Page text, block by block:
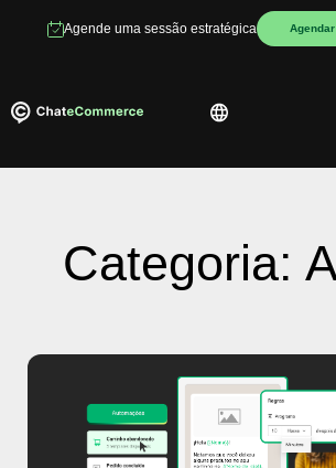
Agende uma sessão estratégica
Categoria: